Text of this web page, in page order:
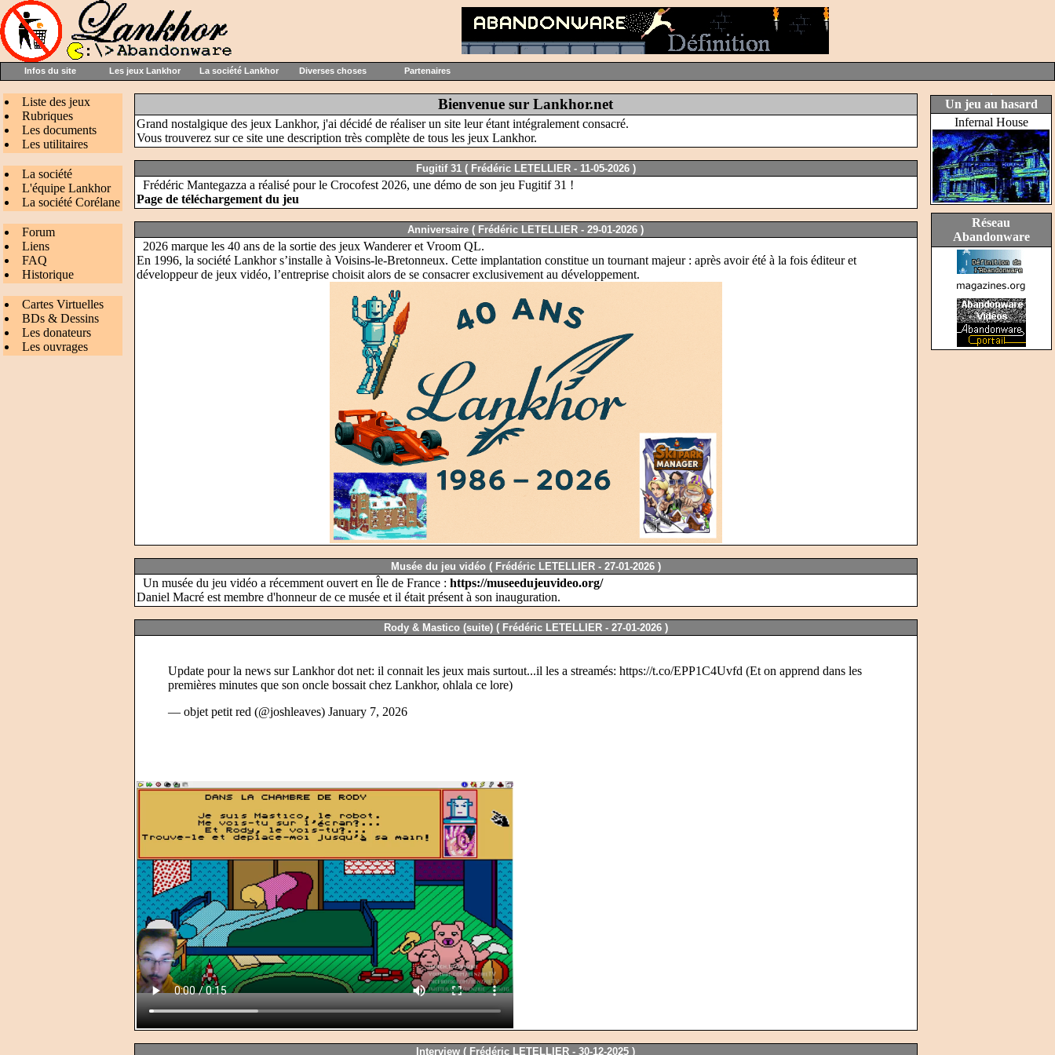
Infos du site Les jeux Lankhor La société Lankhor Diverses choses Partenaires
Liste des jeux
Rubriques
Les documents
Les utilitaires
La société
L'équipe Lankhor
La société Corélane
Forum
Liens
FAQ
Historique
Cartes Virtuelles
BDs & Dessins
Les donateurs
Les ouvrages
Bienvenue sur Lankhor.net
Grand nostalgique des jeux Lankhor, j'ai décidé de réaliser un site leur étant intégralement consacré.
Vous trouverez sur ce site une description très complète de tous les jeux Lankhor.
Fugitif 31 ( Frédéric LETELLIER - 11-05-2026 )
Frédéric Mantegazza a réalisé pour le Crocofest 2026, une démo de son jeu Fugitif 31 !
Page de téléchargement du jeu
Anniversaire ( Frédéric LETELLIER - 29-01-2026 )
2026 marque les 40 ans de la sortie des jeux Wanderer et Vroom QL.
En 1996, la société Lankhor s’installe à Voisins-le-Bretonneux. Cette implantation constitue un tournant majeur : après avoir été à la fois éditeur et
développeur de jeux vidéo, l’entreprise choisit alors de se consacrer exclusivement au développement.
Musée du jeu vidéo ( Frédéric LETELLIER - 27-01-2026 )
Un musée du jeu vidéo a récemment ouvert en Île de France : https://museedujeuvideo.org/
Daniel Macré est membre d'honneur de ce musée et il était présent à son inauguration.
Rody & Mastico (suite) ( Frédéric LETELLIER - 27-01-2026 )
Update pour la news sur Lankhor dot net: il connait les jeux mais surtout...il les a streamés: https://t.co/EPP1C4Uvfd (Et on apprend dans les
premières minutes que son oncle bossait chez Lankhor, ohlala ce lore)
— objet petit red (@joshleaves) January 7, 2026
Interview ( Frédéric LETELLIER - 30-12-2025 )
Un jeu au hasard
Infernal House
Réseau
Abandonware